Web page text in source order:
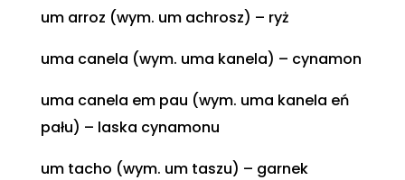
um arroz (wym. um achrosz) – ryż
uma canela (wym. uma kanela) – cynamon
uma canela em pau (wym. uma kanela eń
pału) – laska cynamonu
um tacho (wym. um taszu) – garnek